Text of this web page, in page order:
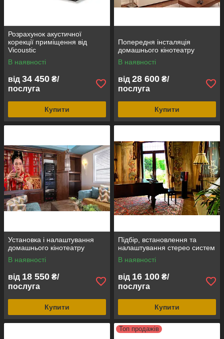
Розрахунок акустичної
корекції приміщення від
Vicoustic
В наявності
від 34 450 ₴/
послуга
Купити
Попередня інсталяція
домашнього кінотеатру
В наявності
від 28 600 ₴/
послуга
Купити
Установка і налаштування
домашнього кінотеатру
В наявності
від 18 550 ₴/
послуга
Купити
Підбір, встановлення та
налаштування стерео систем
В наявності
від 16 100 ₴/
послуга
Купити
Топ продажів